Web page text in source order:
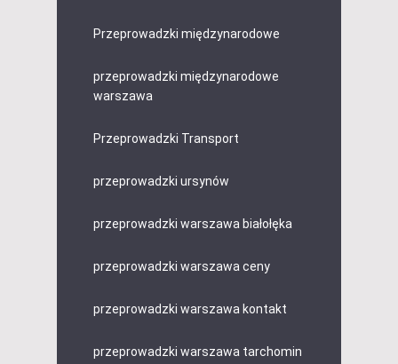
Przeprowadzki międzynarodowe
przeprowadzki międzynarodowe
warszawa
Przeprowadzki Transport
przeprowadzki ursynów
przeprowadzki warszawa białołęka
przeprowadzki warszawa ceny
przeprowadzki warszawa kontakt
przeprowadzki warszawa tarchomin